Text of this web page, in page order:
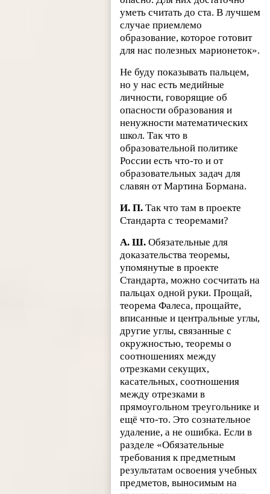
уметь считать до ста. В лучшем
случае приемлемо
образование, которое готовит
для нас полезных марионеток».
Не буду показывать пальцем,
но у нас есть медийные
личности, говорящие об
опасности образования и
ненужности математических
школ. Так что в
образовательной политике
России есть что-то и от
образовательных задач для
славян от Мартина Бормана.
И. П. Так что там в проекте
Стандарта с теоремами?
А. Ш. Обязательные для
доказательства теоремы,
упомянутые в проекте
Стандарта, можно сосчитать на
пальцах одной руки. Прощай,
теорема Фалеса, прощайте,
вписанные и центральные углы,
другие углы, связанные с
окружностью, теоремы о
соотношениях между
отрезками секущих,
касательных, соотношения
между отрезками в
прямоугольном треугольнике и
ещё что-то. Это сознательное
удаление, а не ошибка. Если в
разделе «Обязательные
требования к предметным
результатам освоения учебных
предметов, выносимым на